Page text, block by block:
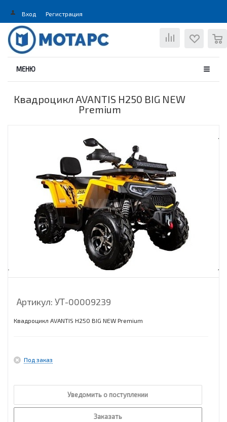
Вход Регистрация
МЕНЮ
Квадроцикл AVANTIS H250 BIG NEW
Premium
Артикул: УТ-00009239
Квадроцикл AVANTIS H250 BIG NEW Premium
Под заказ
Уведомить о поступлении
Заказать